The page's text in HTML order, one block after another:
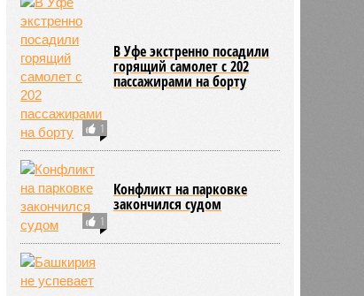
1
В Уфе экстренно посадили
горящий самолет с 202
пассажирами на борту
1
Конфликт на парковке
закончился судом